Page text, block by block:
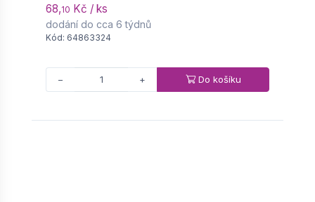
68,10 Kč / ks
dodání do cca 6 týdnů
Kód: 64863324
− + Do košíku